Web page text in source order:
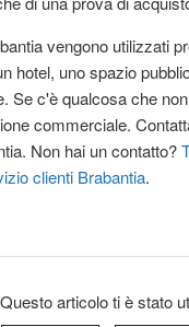
vengono utilizzati
hotel, uno spazio
Se c'è qualcosa che
commerciale.
Non hai un contatto?
clienti Brabantia.
Questo articolo ti è stato